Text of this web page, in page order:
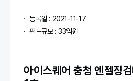
등록일 : 2021-11-17
펀드규모 : 33억원
아이스퀘어 충청 엔젤징